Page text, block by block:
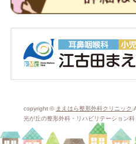
copyright © まえはら整形外科クリニック
光が丘の整形外科・リハビリテーション科